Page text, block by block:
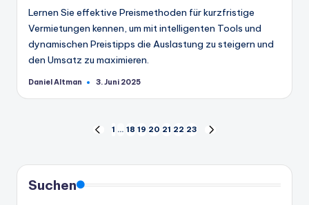
Lernen Sie effektive Preismethoden für kurzfristige
Vermietungen kennen, um mit intelligenten Tools und
dynamischen Preistipps die Auslastung zu steigern und
den Umsatz zu maximieren.
Geschrieben
Daniel Altman 3. Juni 2025
Seitennummerierung
der
Beiträge
VORHERIGE
1 … 18 19 20 21 22 23
Suchen